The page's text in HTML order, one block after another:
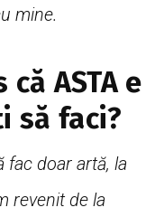
mine.
ASTA e
să faci?
fac doar artă, la
revenit de la